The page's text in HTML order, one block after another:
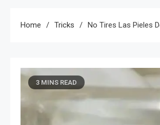
Home Tricks No Tires Las Pieles
3 MINS READ